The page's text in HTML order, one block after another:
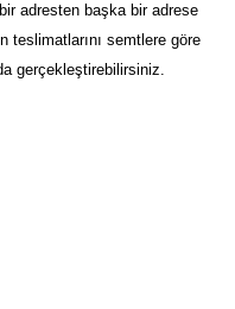
adresten başka bir adrese
teslimatlarını semtlere göre
gerçekleştirebilirsiniz.